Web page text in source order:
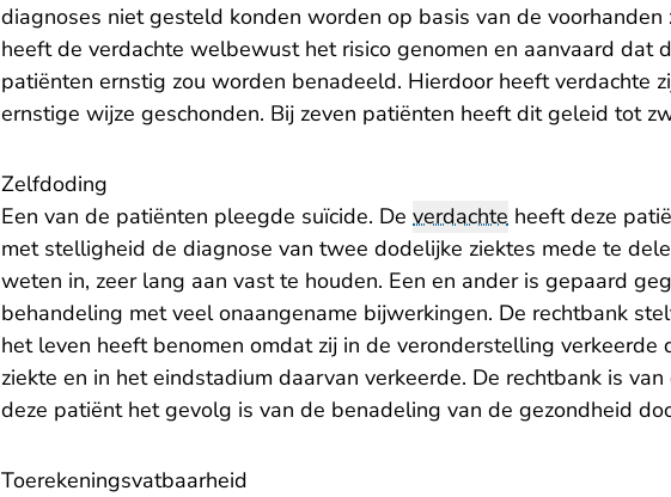
diagnoses niet gesteld konden worden op basis van de voorhanden
heeft de verdachte welbewust het risico genomen en aanvaard dat
patiënten ernstig zou worden benadeeld. Hierdoor heeft verdachte
ernstige wijze geschonden. Bij zeven patiënten heeft dit geleid tot
Zelfdoding
Een van de patiënten pleegde suïcide. De verdachte heeft deze
met stelligheid de diagnose van twee dodelijke ziektes mede te
weten in, zeer lang aan vast te houden. Een en ander is gepaard
behandeling met veel onaangename bijwerkingen. De rechtbank
het leven heeft benomen omdat zij in de veronderstelling verkeerde
ziekte en in het eindstadium daarvan verkeerde. De rechtbank is
deze patiënt het gevolg is van de benadeling van de gezondheid
Toerekeningsvatbaarheid